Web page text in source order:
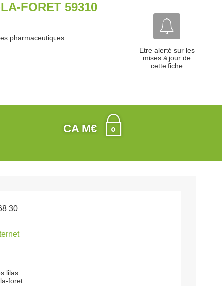
FORET 59310
pharmaceutiques
Etre alerté sur les
mises à jour de
cette fiche
CA M€
30
lilas
foret